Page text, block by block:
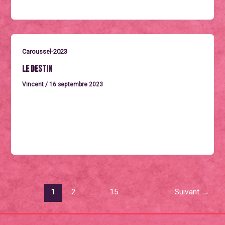
Caroussel-2023
Le destin
Vincent/16 septembre 2023
1 2 … 15 Suivant →